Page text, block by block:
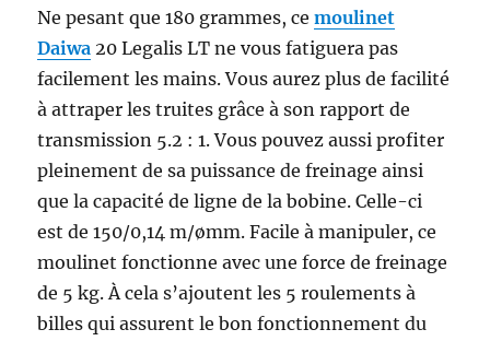
Ne pesant que 180 grammes, cemoulinet
Daiwa 20 Legalis LT ne vous fatiguera pas
facilement les mains. Vous aurez plus de facilité
à attraper les truites grâce à son rapport de
transmission 5.2 : 1. Vous pouvez aussi profiter
pleinement de sa puissance de freinage ainsi
que la capacité de ligne de la bobine. Celle-ci
est de 150/0,14 m/ømm. Facile à manipuler, ce
moulinet fonctionne avec une force de freinage
de 5 kg. À cela s’ajoutent les 5 roulements à
billes qui assurent le bon fonctionnement du